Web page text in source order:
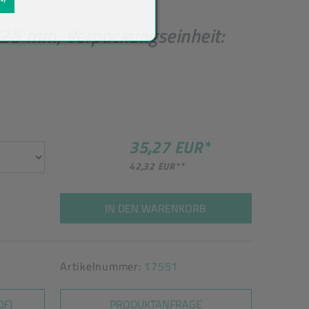
mm, Verpackungseinheit:
35,27 EUR*
42,32 EUR**
IN DEN WARENKORB
Artikelnummer: 17551
PRODUKTANFRAGE